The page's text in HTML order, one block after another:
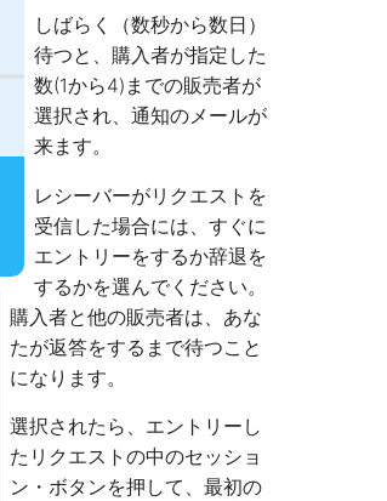
しばらく（数秒から数日）
待つと、購入者が指定した
数(1から4)までの販売者が
選択され、通知のメールが
来ます。
レシーバーがリクエストを
受信した場合には、すぐに
エントリーをするか辞退を
するかを選んでください。
購入者と他の販売者は、あな
たが返答をするまで待つこと
になります。
選択されたら、エントリーし
たリクエストの中のセッショ
ン・ボタンを押して、最初の